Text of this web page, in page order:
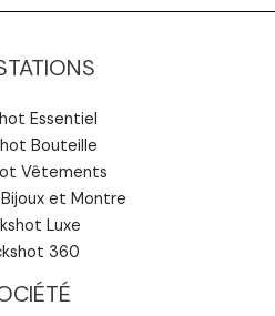
Essentiel
Bouteille
Vêtements
et Montre
Luxe
360